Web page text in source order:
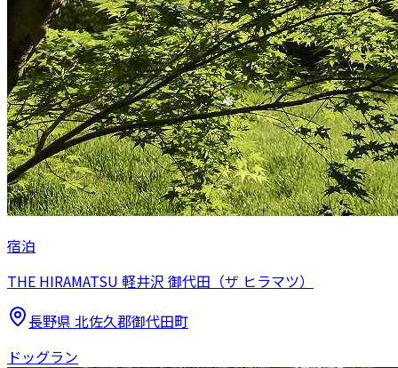
宿泊
THE HIRAMATSU 軽井沢 御代田（ザ ヒラマツ）
長野県 北佐久郡御代田町
ドッグラン